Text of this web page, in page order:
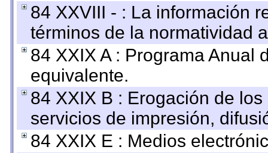
84 XXVIII - : La información
términos de la normatividad
84 XXIX A : Programa Anual
equivalente.
84 XXIX B : Erogación de
servicios de impresión,
84 XXIX E : Medios